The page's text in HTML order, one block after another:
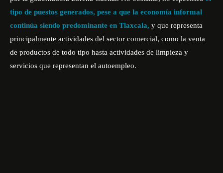
tipo de puestos generados, pese a que la economía informal
continúa siendo predominante en Tlaxcala, y que representa
principalmente actividades del sector comercial, como la venta
de productos de todo tipo hasta actividades de limpieza y
servicios que representan el autoempleo.